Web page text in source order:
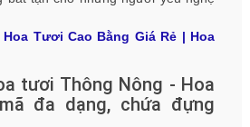
Hoa Tươi Cao Bằng Giá Rẻ | Hoa
tươi Thông Nông - Hoa
đa dạng, chứa đựng